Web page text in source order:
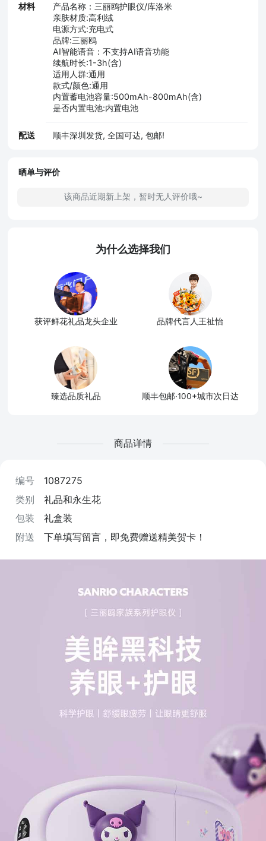
材料
产品名称：三丽鸥护眼仪/库洛米
亲肤材质:高利绒
电源方式:充电式
品牌:三丽鸥
AI智能语音：不支持AI语音功能
续航时长:1-3h(含)
适用人群:通用
款式/颜色:通用
内置蓄电池容量:500mAh-800mAh(含)
是否内置电池:内置电池
配送 顺丰深圳发货, 全国可达, 包邮!
晒单与评价
该商品近期新上架，暂时无人评价哦~
为什么选择我们
获评鲜花礼品龙头企业 品牌代言人王祉怡
臻选品质礼品 顺丰包邮·100+城市次日达
商品详情
编号
1087275
类别
礼品和永生花
包装
礼盒装
附送
下单填写留言，即免费赠送精美贺卡！